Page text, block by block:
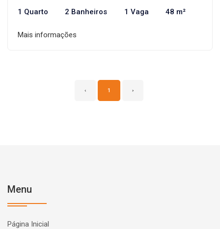
1 Quarto 2 Banheiros 1 Vaga 48 m²
Mais informações
‹ 1 ›
Menu
Página Inicial